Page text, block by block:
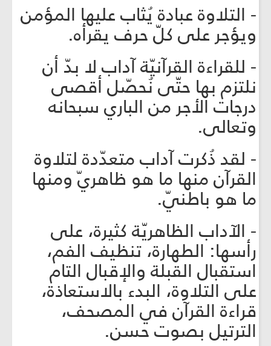
- التلاوة عبادة يُثاب عليها المؤمن
ويؤجر على كلّ حرف يقرأه.
- للقراءة القرآنيّة آداب لا بدّ أن
نلتزم بها حتّى نُحصّل أقصى
درجات الأجر من الباري سبحانه
وتعالى.
- لقد ذُكرت آداب متعدّدة لتلاوة
القرآن منها ما هو ظاهريّ ومنها
ما هو باطنيّ.
- الآداب الظاهريّة كثيرة، على
رأسها: الطهارة، تنظيف الفم،
استقبال القبلة والإقبال التام
على التلاوة، البدء بالاستعاذة،
قراءة القرآن في المصحف،
الترتيل بصوت حسن. ‏